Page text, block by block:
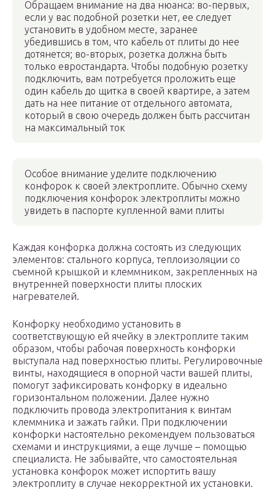
Обращаем внимание на два нюанса: во-первых,
если у вас подобной розетки нет, ее следует
установить в удобном месте, заранее
убедившись в том, что кабель от плиты до нее
дотянется; во-вторых, розетка должна быть
только евростандарта. Чтобы подобную розетку
подключить, вам потребуется проложить еще
один кабель до щитка в своей квартире, а затем
дать на нее питание от отдельного автомата,
который в свою очередь должен быть рассчитан
на максимальный ток
Особое внимание уделите подключению
конфорок к своей электроплите. Обычно схему
подключения конфорок электроплиты можно
увидеть в паспорте купленной вами плиты
Каждая конфорка должна состоять из следующих
элементов: стального корпуса, теплоизоляции со
съемной крышкой и клеммником, закрепленных на
внутренней поверхности плиты плоских
нагревателей.
Конфорку необходимо установить в
соответствующую ей ячейку в электроплите таким
образом, чтобы рабочая поверхность конфорки
выступала над поверхностью плиты. Регулировочные
винты, находящиеся в опорной части вашей плиты,
помогут зафиксировать конфорку в идеально
горизонтальном положении. Далее нужно
подключить провода электропитания к винтам
клеммника и зажать гайки. При подключении
конфорки настоятельно рекомендуем пользоваться
схемами и инструкциями, а еще лучше – помощью
специалиста. Не забывайте, что самостоятельная
установка конфорок может испортить вашу
электроплиту в случае некорректной их установки.